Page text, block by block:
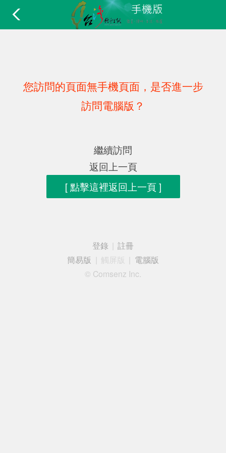
您訪問的頁面無手機頁面，是否進一步
訪問電腦版？
繼續訪問
返回上一頁
[ 點擊這裡返回上一頁 ]
登錄
註冊
簡易版
觸屏版
電腦版
© Comsenz Inc.